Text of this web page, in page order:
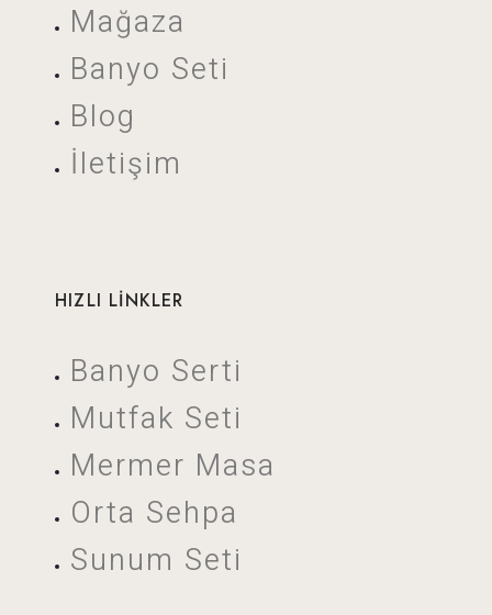
Mağaza
Banyo Seti
Blog
İletişim
HIZLI LİNKLER
Banyo Serti
Mutfak Seti
Mermer Masa
Orta Sehpa
Sunum Seti